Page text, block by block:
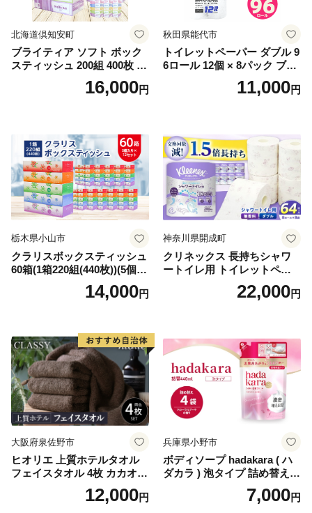
北海道倶知安町
ブライティア ソフト ボック
スティッシュ 200組 400枚 60
箱 日本製 まとめ買い ティッ
シュ リサイクル 長持 防災 常
倶知安町 日用品
16,000円
秋田県能代市
トイレットペーパー ダブル 9
6ロール 12個 × 8パック ブラ
ンカ 再生紙 100％ 芯あり 日
用品 消耗品 無香料 生活用品
11,000円
栃木県小山市
クラリスボックスティッシュ
60箱(1箱220組(440枚))(5個入
り×12セット)【1256759】
14,000円
神奈川県開成町
クリネックス 長持ちシャワ
ートイレ用 トイレットペー
パー（ダブル）64ロール(8ロ
ール×8パック) 開成町 トイレ
蓄 防災 エコ 消耗品 生活雑貨
生活用品 無香料 トイレット
ペーパー ダブル といれっと
ぺーぱー トイレ クレシア ト
イレットペーパー [BDBH002
-1]
22,000円
大阪府泉佐野市
ヒオリエ 上質ホテルタオル
フェイスタオル 4枚 カカオ
【タオル 泉州タオル 吸水 普
段使い 無地 シンプル 日用品
12,000円
兵庫県小野市
ボディソープ hadakara ( ハ
ダカラ ) 泡タイプ 詰め替え 4
40ml×4袋 ボディーソープ 泡
ボディソープ 泡 日用品 消耗
7,000円